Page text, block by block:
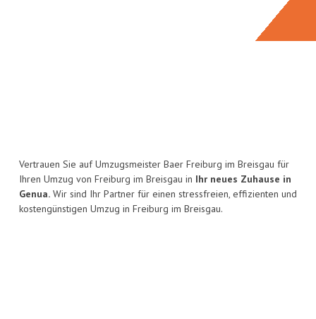
Vertrauen Sie auf Umzugsmeister Baer Freiburg im Breisgau für
Ihren Umzug von Freiburg im Breisgau in Ihr neues Zuhause in
Genua. Wir sind Ihr Partner für einen stressfreien, effizienten und
kostengünstigen Umzug in Freiburg im Breisgau.